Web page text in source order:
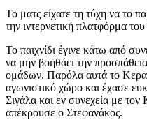
Το ματς είχατε τη τύχη να το
την ιντερνετική πλατφόρμα
Το παιχνίδι έγινε κάτω από
να μην βοηθάει την
ομάδων. Παρόλα αυτά το
αγωνιστικό χώρο και έχασε
Σιγάλα και εν συνεχεία με
απέκρουσε ο Στεφανάκος.